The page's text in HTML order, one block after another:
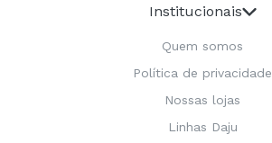
Institucionais
Quem somos
Política de privacidade
Nossas lojas
Linhas Daju